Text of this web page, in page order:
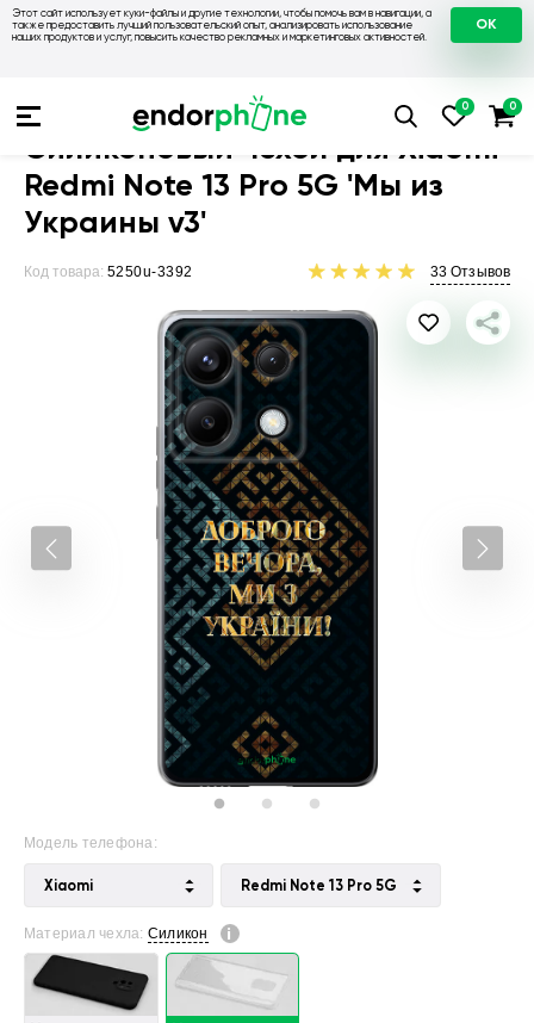
Этот сайт использует куки-файлы и другие технологии, чтобы помочь вам в навигации, а
также предоставить лучший пользовательский опыт, анализировать использование
наших продуктов и услуг, повысить качество рекламных и маркетинговых активностей.
OK
Чехлы на Xiaomi Чехол для Xiaomi
Силиконовый чехол для Xiaomi
Redmi Note 13 Pro 5G 'Мы из
Украины v3'
Код товара: 5250u-3392 33 Отзывов
Модель телефона:
Xiaomi Redmi Note 13 Pro 5G
Материал чехла: Силикон